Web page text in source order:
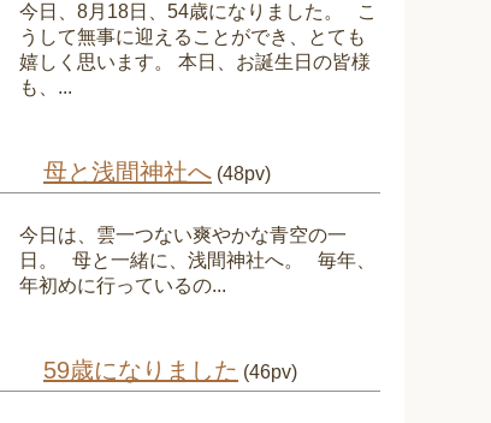
今日、8月18日、54歳になりました。 こ
うして無事に迎えることができ、とても
嬉しく思います。 本日、お誕生日の皆様
も、...
母と浅間神社へ (48pv)
今日は、雲一つない爽やかな青空の一
日。 母と一緒に、浅間神社へ。 毎年、
年初めに行っているの...
59歳になりました (46pv)